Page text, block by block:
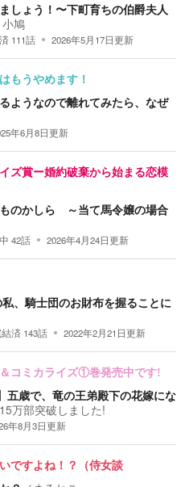
しょう！〜下町育ちの伯爵夫人
鳩
111話 2026年5月17日更新
もうやめます！
ようなので離れてみたら、なぜ
年6月8日更新
ズ賞ー婚約破棄から始まる恋模
のかしら ～当て馬令嬢の場合
42話 2026年4月24日更新
、騎士団のお財布を握ることに
済 143話 2022年2月21日更新
コミカライズ①巻発売中です!
歳で、竜の王弟殿下の花嫁にな
万部突破しました!
年8月3日更新
ですよね！？（侍女談